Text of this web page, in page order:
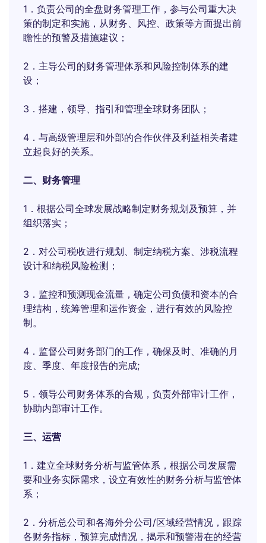
1．负责公司的全盘财务管理工作，参与公司重大决
策的制定和实施，从财务、风控、政策等方面提出前
瞻性的预警及措施建议；
2．主导公司的财务管理体系和风险控制体系的建
设；
3．搭建，领导、指引和管理全球财务团队；
4．与高级管理层和外部的合作伙伴及利益相关者建
立起良好的关系。
二、财务管理
1．根据公司全球发展战略制定财务规划及预算，并
组织落实；
2．对公司税收进行规划、制定纳税方案、涉税流程
设计和纳税风险检测；
3．监控和预测现金流量，确定公司负债和资本的合
理结构，统筹管理和运作资金，进行有效的风险控
制。
4．监督公司财务部门的工作，确保及时、准确的月
度、季度、年度报告的完成;
5．领导公司财务体系的合规，负责外部审计工作，
协助内部审计工作。
三、运营
1．建立全球财务分析与监管体系，根据公司发展需
要和业务实际需求，设立有效性的财务分析与监管体
系；
2．分析总公司和各海外分公司/区域经营情况，跟踪
各财务指标，预算完成情况，揭示和预警潜在的经营